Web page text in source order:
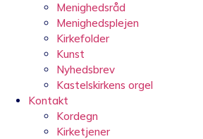
Menighedsråd
Menighedsplejen
Kirkefolder
Kunst
Nyhedsbrev
Kastelskirkens orgel
Kontakt
Kordegn
Kirketjener